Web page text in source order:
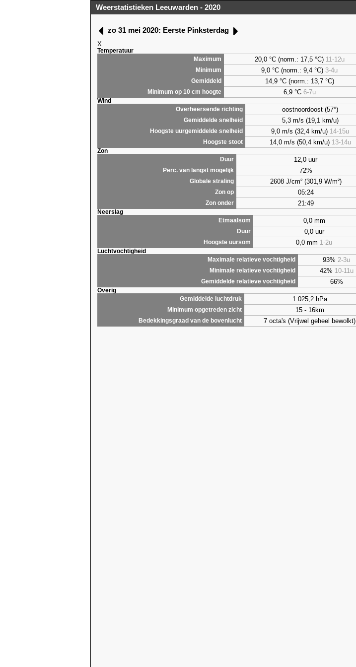
Weerstatistieken Leeuwarden - 2020
zo 31 mei 2020: Eerste Pinksterdag
X
Temperatuur
Maximum
20,0 °C (norm.: 17,5 °C) 11-12u
Minimum 9,0 °C (norm.: 9,4 °C) 3-4u
Gemiddeld 14,9 °C (norm.: 13,7 °C)
Minimum op 10 cm hoogte 6,9°C 6-7u
Wind
Overheersende richting
oostnoordoost (57°)
Gemiddelde snelheid 5,3 m/s (19,1 km/u)
Hoogste uurgemiddelde snelheid 9,0 m/s (32,4 km/u) 14-15u
Hoogste stoot 14,0 m/s (50,4 km/u) 13-14u
Zon
Duur
12,0 uur
Perc. van langst mogelijk 72%
Globale straling 2608 J/cm² (301,9 W/m²)
Zon op 05:24
Zon onder 21:49
Neerslag
Etmaalsom
0,0 mm
Duur 0,0 uur
Hoogste uursom 0,0 mm 1-2u
Luchtvochtigheid
Maximale relatieve vochtigheid
93% 2-3u
Minimale relatieve vochtigheid 42% 10-11u
Gemiddelde relatieve vochtigheid 66%
Overig
Gemiddelde luchtdruk
1.025,2 hPa
Minimum opgetreden zicht 15 - 16km
Bedekkingsgraad van de bovenlucht 7 octa's (Vrijwel geheel bewolkt)